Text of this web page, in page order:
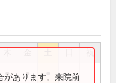
祝
● ●
があります。来院前